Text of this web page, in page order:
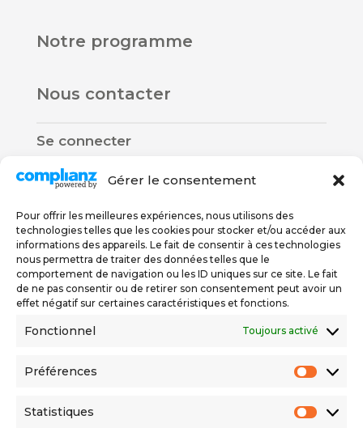
Gérer le consentement
Pour offrir les meilleures expériences, nous utilisons des
technologies telles que les cookies pour stocker et/ou accéder aux
informations des appareils. Le fait de consentir à ces technologies
nous permettra de traiter des données telles que le
comportement de navigation ou les ID uniques sur ce site. Le fait
de ne pas consentir ou de retirer son consentement peut avoir un
effet négatif sur certaines caractéristiques et fonctions.
Fonctionnel Toujours activé
Préférences
Statistiques
Notre programme
Nous contacter
Se connecter
Nous trouver
1205 Genève
076 579 67 78